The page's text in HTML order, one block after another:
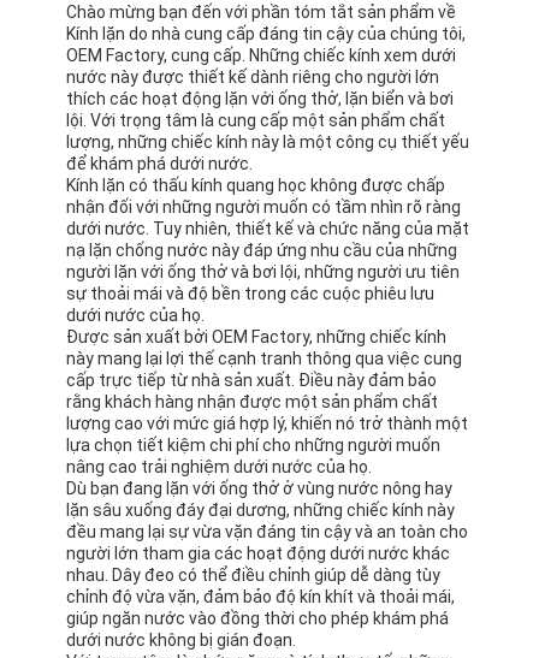
Chào mừng bạn đến với phần tóm tắt sản phẩm về
Kính lặn do nhà cung cấp đáng tin cậy của chúng tôi,
OEM Factory, cung cấp. Những chiếc kính xem dưới
nước này được thiết kế dành riêng cho người lớn
thích các hoạt động lặn với ống thở, lặn biển và bơi
lội. Với trọng tâm là cung cấp một sản phẩm chất
lượng, những chiếc kính này là một công cụ thiết yếu
để khám phá dưới nước.
Kính lặn có thấu kính quang học không được chấp
nhận đối với những người muốn có tầm nhìn rõ ràng
dưới nước. Tuy nhiên, thiết kế và chức năng của mặt
nạ lặn chống nước này đáp ứng nhu cầu của những
người lặn với ống thở và bơi lội, những người ưu tiên
sự thoải mái và độ bền trong các cuộc phiêu lưu
dưới nước của họ.
Được sản xuất bởi OEM Factory, những chiếc kính
này mang lại lợi thế cạnh tranh thông qua việc cung
cấp trực tiếp từ nhà sản xuất. Điều này đảm bảo
rằng khách hàng nhận được một sản phẩm chất
lượng cao với mức giá hợp lý, khiến nó trở thành một
lựa chọn tiết kiệm chi phí cho những người muốn
nâng cao trải nghiệm dưới nước của họ.
Dù bạn đang lặn với ống thở ở vùng nước nông hay
lặn sâu xuống đáy đại dương, những chiếc kính này
đều mang lại sự vừa vặn đáng tin cậy và an toàn cho
người lớn tham gia các hoạt động dưới nước khác
nhau. Dây đeo có thể điều chỉnh giúp dễ dàng tùy
chỉnh độ vừa vặn, đảm bảo độ kín khít và thoải mái,
giúp ngăn nước vào đồng thời cho phép khám phá
dưới nước không bị gián đoạn.